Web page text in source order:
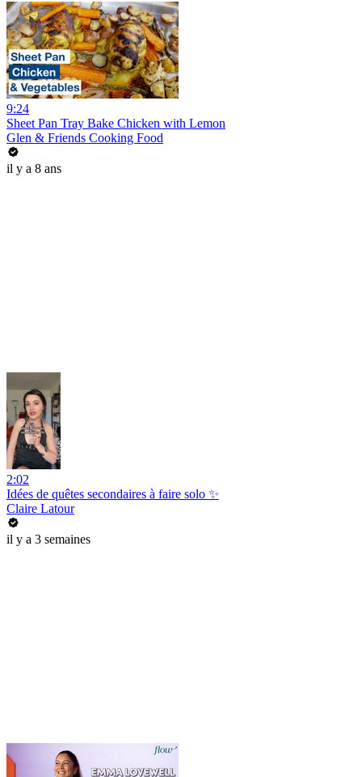
9:24
Sheet Pan Tray Bake Chicken with Lemon
Glen & Friends Cooking Food
il y a 8 ans
2:02
Idées de quêtes secondaires à faire solo ✨
Claire Latour
il y a 3 semaines